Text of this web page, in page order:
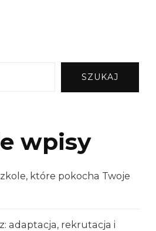
SZUKAJ
wpisy
które pokocha Twoje
adaptacja, rekrutacja i